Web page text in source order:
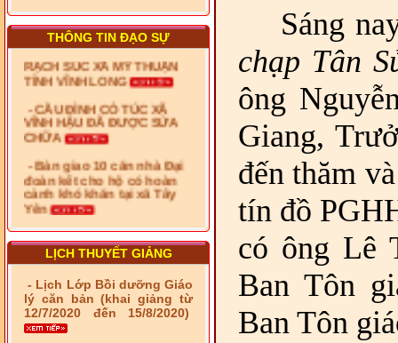
THÔNG TIN ĐẠO SỰ
- KHỞI CÔNG XÂY CẦU
RẠCH SÚC XÃ MỸ THUẬN
TỈNH VĨNH LONG
- CẦU ĐÌNH CỎ TÚC XÃ
VĨNH HẬU ĐÃ ĐƯỢC SỬA
CHỮA
- Bàn giao 10 căn nhà Đại
đoàn kết cho hộ có hoàn
cảnh khó khăn tại xã Tây
Yên
- LỄ RA QUÂN DẬM VÁ,
SỬA CHỮA LỘ GIAO
THÔNG NÔNG THÔN (XÃ
PHÚ THỌ)
PHÁP LUẬT VIỆT NAM VÀ
HIẾN CHƯƠNG GIÁO HỘI
PGHH NHIỆM KỲ VI (2024-
2029) CHO TRỊ SỰ VIÊN
LỊCH THUYẾT GIẢNG
- Lịch Lớp Bồi dưỡng Giáo
lý căn bản (khai giảng từ
12/7/2020 đến 15/8/2020)
Sáng
chạp Tân
ông
Giang,
đến thăm
tín đồ
có ông Lê
Ban Tôn
Ban Tôn